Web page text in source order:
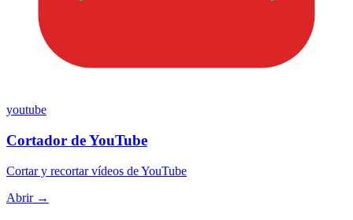
youtube
Cortador de YouTube
Cortar y recortar vídeos de YouTube
Abrir →